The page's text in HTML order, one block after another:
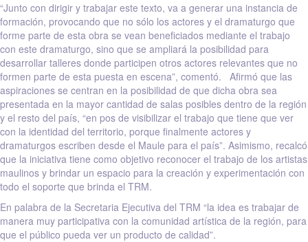
“Junto con dirigir y trabajar este texto, va a generar una instancia de
formación, provocando que no sólo los actores y el dramaturgo que
forme parte de esta obra se vean beneficiados mediante el trabajo
con este dramaturgo, sino que se ampliará la posibilidad para
desarrollar talleres donde participen otros actores relevantes que no
formen parte de esta puesta en escena”, comentó. Afirmó que las
aspiraciones se centran en la posibilidad de que dicha obra sea
presentada en la mayor cantidad de salas posibles dentro de la región
y el resto del país, “en pos de visibilizar el trabajo que tiene que ver
con la identidad del territorio, porque finalmente actores y
dramaturgos escriben desde el Maule para el país”. Asimismo, recalcó
que la iniciativa tiene como objetivo reconocer el trabajo de los artistas
maulinos y brindar un espacio para la creación y experimentación con
todo el soporte que brinda el TRM.
En palabra de la Secretaria Ejecutiva del TRM “la idea es trabajar de
manera muy participativa con la comunidad artística de la región, para
que el público pueda ver un producto de calidad”.